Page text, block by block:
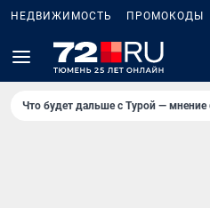
НЕДВИЖИМОСТЬ ПРОМОКОДЫ
Что будет дальше с Турой — мнение